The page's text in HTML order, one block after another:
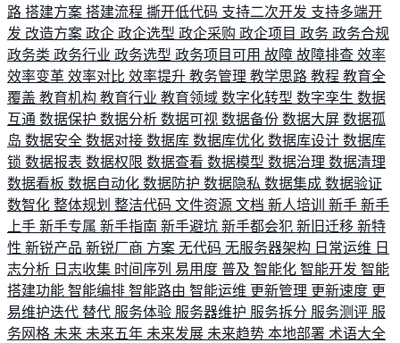
路 搭建方案 搭建流程 撕开低代码 支持二次开发 支持多端开
发 改造方案 政企 政企选型 政企采购 政企项目 政务 政务合规
政务类 政务行业 政务选型 政务项目可用 故障 故障排查 效率
效率变革 效率对比 效率提升 教务管理 教学思路 教程 教育全
覆盖 教育机构 教育行业 教育领域 数字化转型 数字孪生 数据
互通 数据保护 数据分析 数据可视 数据备份 数据大屏 数据孤
岛 数据安全 数据对接 数据库 数据库优化 数据库设计 数据库
锁 数据报表 数据权限 数据查看 数据模型 数据治理 数据清理
数据看板 数据自动化 数据防护 数据隐私 数据集成 数据验证
数智化 整体规划 整洁代码 文件资源 文档 新人培训 新手 新手
上手 新手专属 新手指南 新手避坑 新手都会犯 新旧迁移 新特
性 新锐产品 新锐厂商 方案 无代码 无服务器架构 日常运维 日
志分析 日志收集 时间序列 易用度 普及 智能化 智能开发 智能
搭建功能 智能编排 智能路由 智能运维 更新管理 更新速度 更
易维护迭代 替代 服务体验 服务器维护 服务拆分 服务测评 服
务网格 未来 未来五年 未来发展 未来趋势 本地部署 术语大全